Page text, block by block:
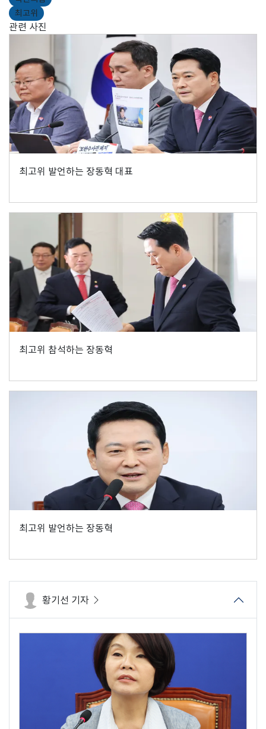
최고위
관련 사진
최고위 발언하는 장동혁 대표
최고위 참석하는 장동혁
최고위 발언하는 장동혁
황기선 기자